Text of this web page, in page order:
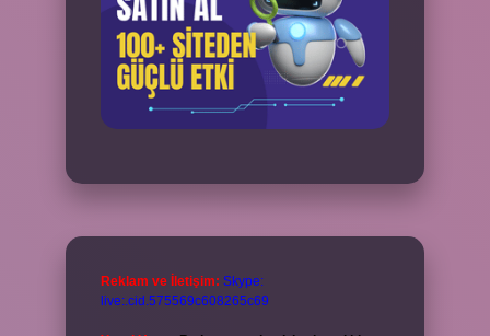
Reklam ve İletişim: Skype:
live:.cid.575569c608265c69